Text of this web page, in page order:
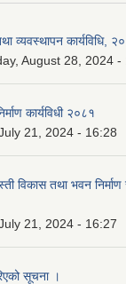
व्यवस्थापन कार्यविधि,
August 28, 2024 -
कार्यविधी २०८१
21, 2024 - 16:28
विकास तथा भवन
21, 2024 - 16:27
सूचना ।